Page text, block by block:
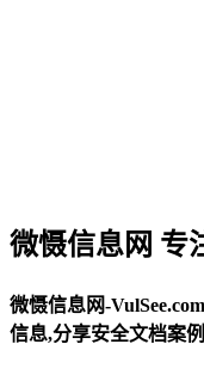
微慑信息网 专
微慑信息网-
信息,分享安全文档案例